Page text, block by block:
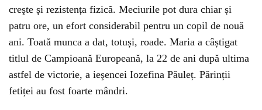
creşte şi rezistența fizică. Meciurile pot dura chiar și
patru ore, un efort considerabil pentru un copil de nouă
ani. Toată munca a dat, totuși, roade. Maria a câștigat
titlul de Campioană Europeană, la 22 de ani după ultima
astfel de victorie, a ieşencei Iozefina Păuleț. Părinții
fetiței au fost foarte mândri.